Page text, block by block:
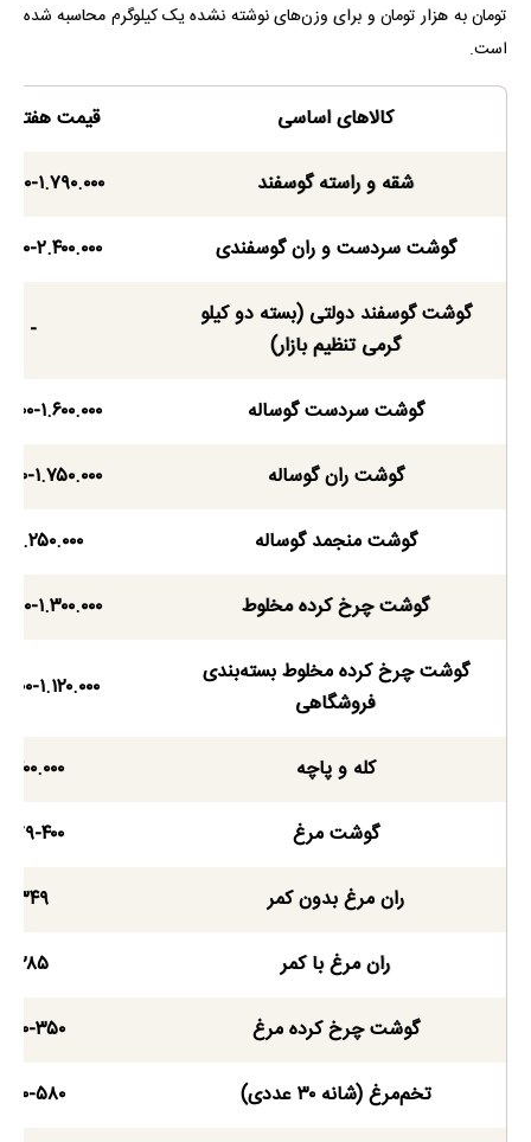
تومان به هزار تومان و برای وزن‌های نوشته نشده یک کیلوگرم محاسبه شده
است.
کالاهای اساسی قیمت هفته
شقه و راسته گوسفند ۱.۵۹۰.۰۰۰-
گوشت سردست و ران گوسفندی ۲.۲۰۰.۰۰۰-
گوشت گوسفند دولتی (بسته دو کیلو
گرمی تنظیم بازار)
-
گوشت سردست گوساله ۱.۵۹۰.۰۰۰-
گوشت ران گوساله ۱.۷۰۰.۰۰۰-
گوشت منجمد گوساله ۹۶۰-
گوشت چرخ کرده مخلوط ۱.۲۵۰.۰۰۰-
گوشت چرخ کرده مخلوط بسته‌بندی
فروشگاهی
۱.۰۵۰.۰۰۰-
کله و پاچه ۱.۴۰۰.۰۰۰
گوشت مرغ ۳۷۹-۴۰۰
ران مرغ بدون کمر ۳۴۹
ران مرغ با کمر ۲۸۵
گوشت چرخ کرده مرغ ۲۵۰-۳۵۰
تخم‌مرغ (شانه ۳۰ عددی) ۵۴۰-۵۸۰